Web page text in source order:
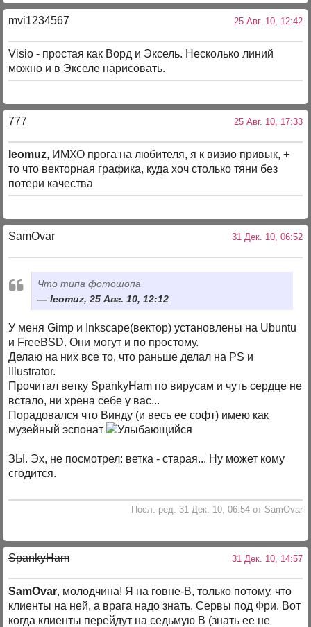
mvi1234567 25 Авг. 10, 12:42
Visio - простая как Ворд и Эксель. Несколько линий
можно и в Экселе нарисовать.
777 25 Авг. 10, 17:33
leomuz, ИМХО прога на любителя, я к визио привык, +
то что векторная графика, куда хоч столько тяни без
потери качества
SamOvar 31 Дек. 10, 06:52
Что типа фотошопа
leomuz, 25 Авг. 10, 12:12
У меня Gimp и Inkscape(вектор) установлены на Ubuntu
и FreeBSD. Они могут и по простому.
Делаю на них все то, что раньше делал на PS и
Illustrator.
Прочитал ветку SpankyHam по вирусам и чуть сердце не
встало, ни хрена себе у вас...
Порадовался что Винду (и весь ее софт) имею как
музейный эспонат
ЗЫ. Эх, не посмотрел: ветка - старая... Ну может кому
сгодится.
Посл. ред. 31 Дек. 10, 06:54 от SamOvar
SpankyHam 31 Дек. 10, 14:57
SamOvar, молодчина! Я на говне-В, только потому, что
клиенты на ней, а врага надо знать. Сервы под Фри. Вот
когда клиенты перейдут на седьмую В (знать ее не